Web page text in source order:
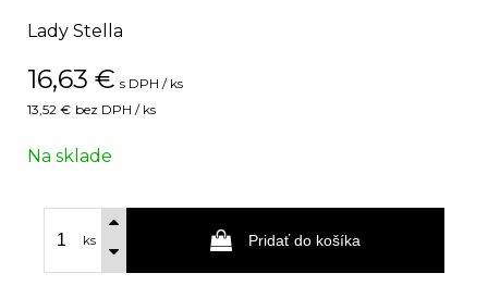
Lady Stella
16,63 € s DPH / ks
13,52 € bez DPH / ks
Na sklade
ks Pridať do košíka